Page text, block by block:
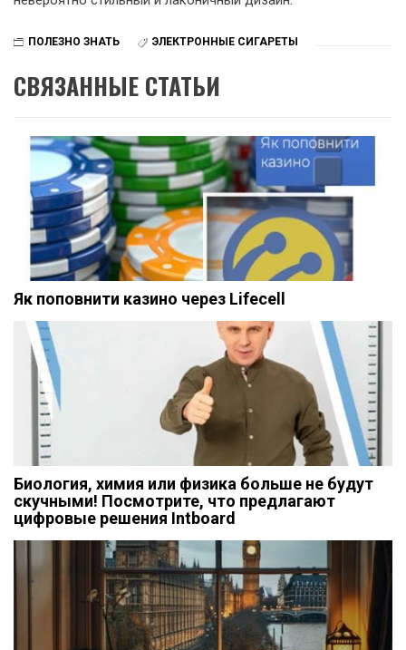
ПОЛЕЗНО ЗНАТЬ ЭЛЕКТРОННЫЕ СИГАРЕТЫ
СВЯЗАННЫЕ СТАТЬИ
Як поповнити казино через Lifecell
Биология, химия или физика больше не будут
скучными! Посмотрите, что предлагают
цифровые решения Intboard